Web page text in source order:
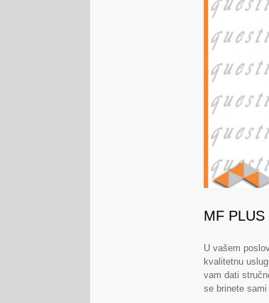
MF PLUS
U vašem
kvalitetnu
vam dati
se brinete